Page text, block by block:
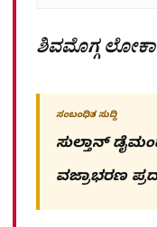
ಶಿವಮೊಗ್ಗ
ಸಂಬಂಧಿತ ಸುದ್ದಿ
ಸುಲ್ತಾನ್
ವಜ್ರಾಭರಣ